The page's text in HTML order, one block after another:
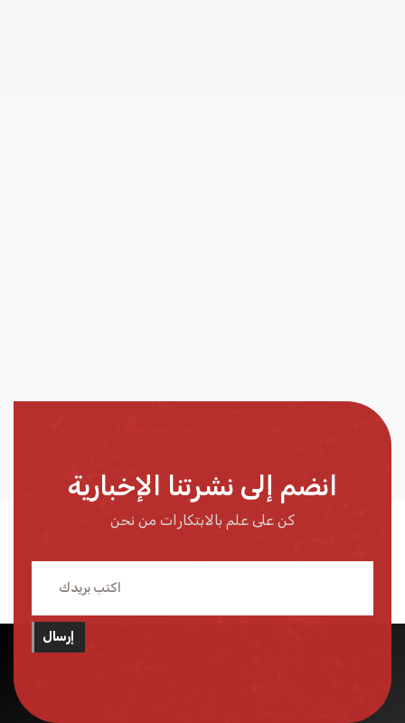
انضم إلى نشرتنا الإخبارية
كن على علم بالابتكارات من نحن
إرسال